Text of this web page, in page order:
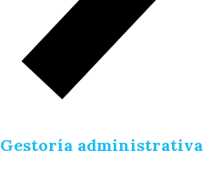
Gestoría administrativa